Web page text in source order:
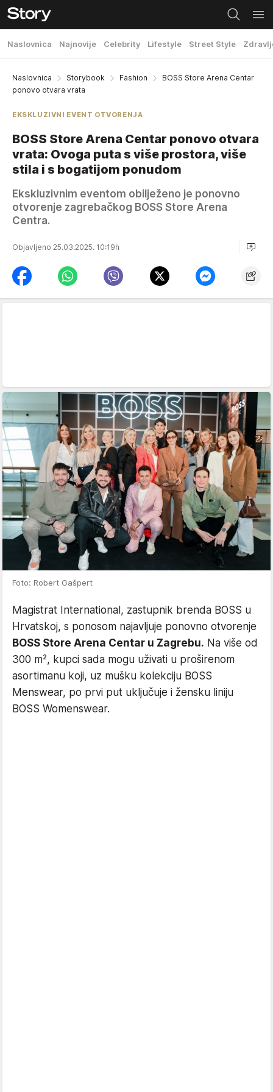
Naslovnica Najnovije Celebrity Lifestyle Street Style
Naslovnica Storybook Fashion
BOSS Store Arena Centar
ponovo otvara vrata
EKSKLUZIVNI EVENT OTVORENJA
BOSS Store Arena Centar ponovo otvara
vrata: Ovoga puta s više prostora, više
stila i s bogatijom ponudom
Ekskluzivnim eventom obilježeno je ponovno
otvorenje zagrebačkog BOSS Store Arena
Centra.
Objavljeno 25.03.2025. 10:19h
Foto: Robert Gašpert
Magistrat International, zastupnik brenda BOSS u
Hrvatskoj, s ponosom najavljuje ponovno otvorenje
BOSS Store Arena Centar u Zagrebu. Na više od
300 m², kupci sada mogu uživati u proširenom
asortimanu koji, uz mušku kolekciju BOSS
Menswear, po prvi put uključuje i žensku liniju
BOSS Womenswear.